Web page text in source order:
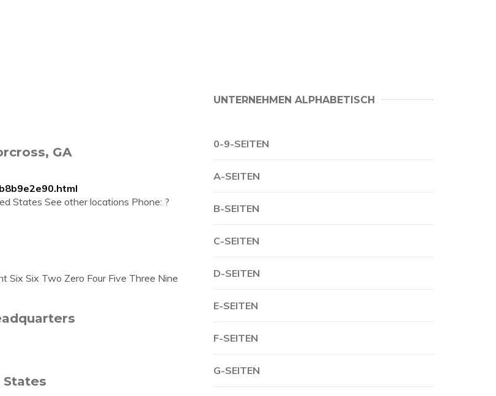
GA
States See other locations Phone: ?
Six Six Two Zero Four Five Three Nine
UNTERNEHMEN ALPHABETISCH
0-9-SEITEN
A-SEITEN
B-SEITEN
C-SEITEN
D-SEITEN
E-SEITEN
F-SEITEN
G-SEITEN